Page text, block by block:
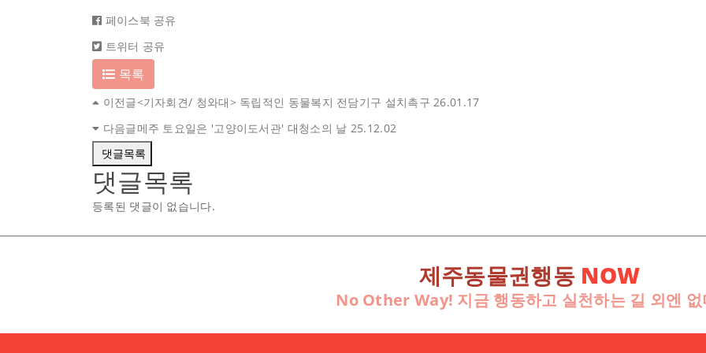
페이스북 공유
트위터 공유
목록
이전글<기자회견/ 청와대> 독립적인 동물복지 전담기구 설치촉구 26.01.17
다음글메주 토요일은 '고양이도서관' 대청소의 날 25.12.02
댓글목록
댓글목록
등록된 댓글이 없습니다.
제주동물권행동 NOW
No Other Way! 지금 행동하고 실천하는 길 외엔